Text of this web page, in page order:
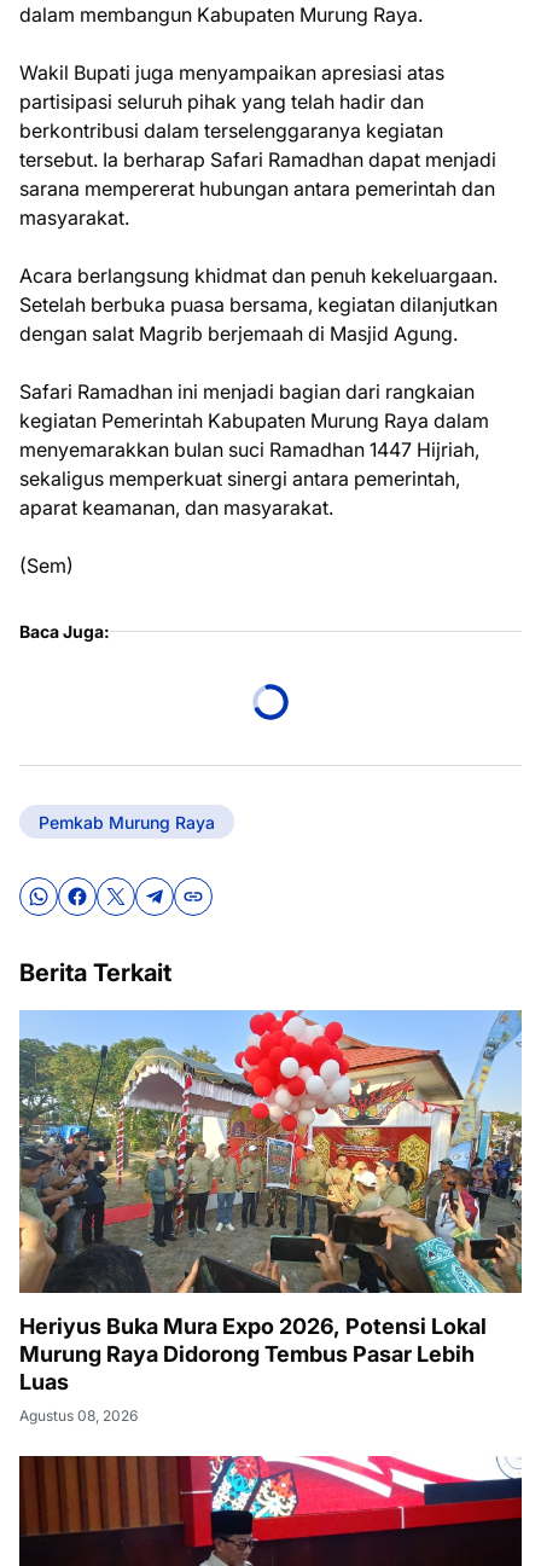
dalam membangun Kabupaten Murung Raya.
Wakil Bupati juga menyampaikan apresiasi atas
partisipasi seluruh pihak yang telah hadir dan
berkontribusi dalam terselenggaranya kegiatan
tersebut. Ia berharap Safari Ramadhan dapat menjadi
sarana mempererat hubungan antara pemerintah dan
masyarakat.
Acara berlangsung khidmat dan penuh kekeluargaan.
Setelah berbuka puasa bersama, kegiatan dilanjutkan
dengan salat Magrib berjemaah di Masjid Agung.
Safari Ramadhan ini menjadi bagian dari rangkaian
kegiatan Pemerintah Kabupaten Murung Raya dalam
menyemarakkan bulan suci Ramadhan 1447 Hijriah,
sekaligus memperkuat sinergi antara pemerintah,
aparat keamanan, dan masyarakat.
(Sem)
Baca Juga:
Pemkab Murung Raya
Berita Terkait
Heriyus Buka Mura Expo 2026, Potensi Lokal
Murung Raya Didorong Tembus Pasar Lebih
Luas
Agustus 08, 2026